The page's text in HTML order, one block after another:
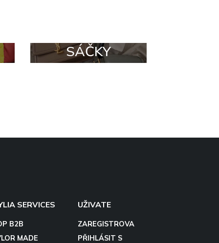
SÁČKY
SERVICES
B2B
MADE
UŽIVATE
ZAREGISTROVA
PŘIHLÁSIT S